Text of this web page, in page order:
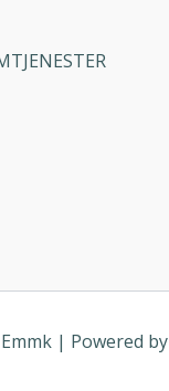
| Powered by